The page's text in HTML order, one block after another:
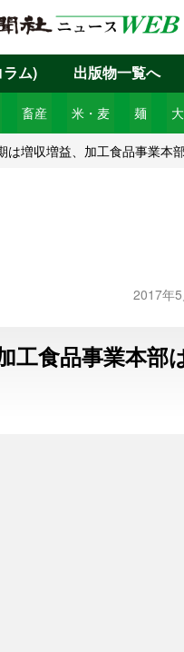
畜産 米・麦 麺
ム) 出版物一覧へ
は増収増益、加工食品事業本
2017年
工食品事業本部